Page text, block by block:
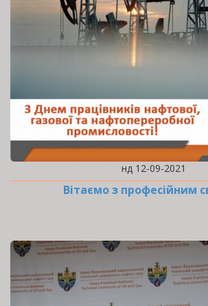
нд 12-09-2021
Вітаємо з професійним